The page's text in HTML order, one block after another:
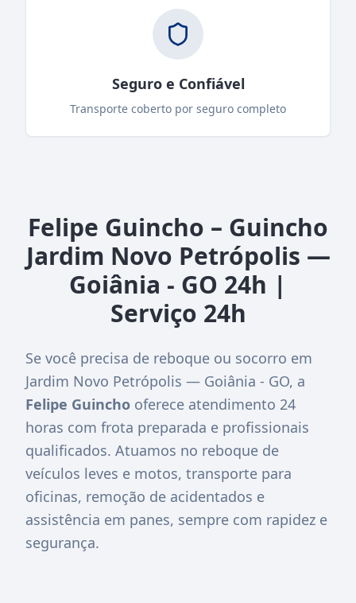
Seguro e Confiável
Transporte coberto por seguro completo
Felipe Guincho – Guincho
Jardim Novo Petrópolis —
Goiânia - GO 24h |
Serviço 24h
Se você precisa de reboque ou socorro em
Jardim Novo Petrópolis — Goiânia - GO, a
Felipe Guincho oferece atendimento 24
horas com frota preparada e profissionais
qualificados. Atuamos no reboque de
veículos leves e motos, transporte para
oficinas, remoção de acidentados e
assistência em panes, sempre com rapidez e
segurança.